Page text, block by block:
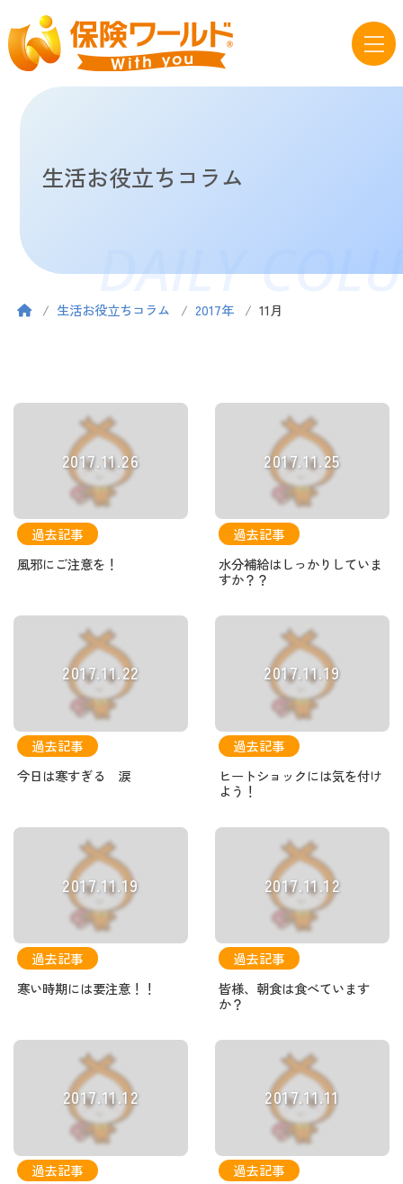
生活お役立ちコラム
DAILY
生活お役立ちコラム 2017年 11月
2017.11.26
過去記事
風邪にご注意を！
2017.11.25
過去記事
水分補給はしっかりしていま
すか？？
2017.11.22
過去記事
今日は寒すぎる 涙
2017.11.19
過去記事
ヒートショックには気を付け
よう！
2017.11.19
過去記事
寒い時期には要注意！！
2017.11.12
過去記事
皆様、朝食は食べています
か？
2017.11.12
過去記事
2017.11.11
過去記事